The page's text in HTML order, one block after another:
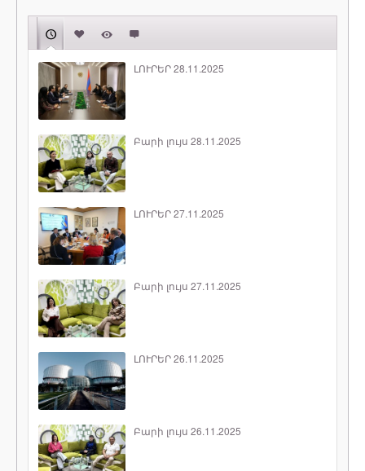
ԼՈՒՐԵՐ 28.11.2025
Բարի լույս 28.11.2025
ԼՈՒՐԵՐ 27.11.2025
Բարի լույս 27.11.2025
ԼՈՒՐԵՐ 26.11.2025
Բարի լույս 26.11.2025